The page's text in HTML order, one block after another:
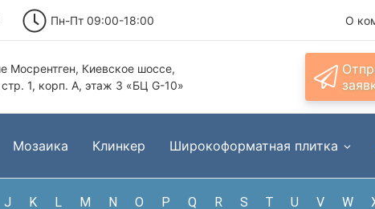
Пн-Пт 09:00-18:00 О
Мосрентген, Киевское шоссе,
1, корп. А, этаж 3 «БЦ G-10»
Мозаика Клинкер Широкоформатная плитка
J K L M N O P Q R S T U V W